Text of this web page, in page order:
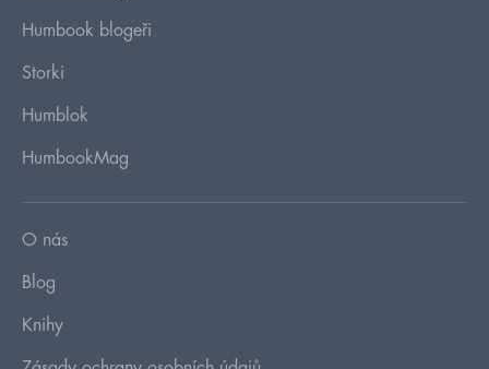
Humbook blogeři
Storki
Humblok
HumbookMag
O nás
Blog
Knihy